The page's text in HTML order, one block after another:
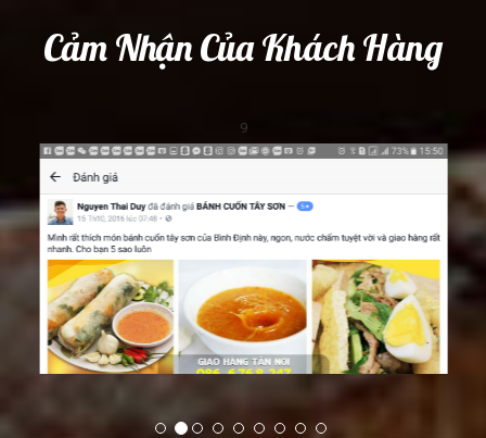
Cảm Nhận Của Khách Hàng
9